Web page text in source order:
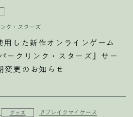
ク・スターズ
用した新作オンラインゲーム
ークリンク・スターズ』サー
変更のお知らせ
グッズ #ブレイクマイケース